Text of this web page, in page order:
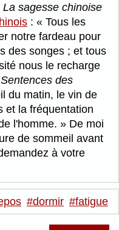
La sagesse chinoise
:
Tous les
notre fardeau pour
des songes ; et tous
nous le recharge
Sentences des
du matin, le vin de
et la fréquentation
l'homme.
De moi
de sommeil avant
à votre
#dormir #fatigue